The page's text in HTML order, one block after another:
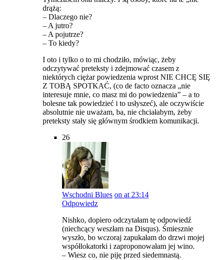
drążą:
– Dlaczego nie?
– A jutro?
– A pojutrze?
– To kiedy?
I oto i tylko o to mi chodziło, mówiąc, żeby
odczytywać preteksty i zdejmować czasem z
niektórych ciężar powiedzenia wprost NIE CHCĘ SIĘ
Z TOBĄ SPOTKAĆ, (co de facto oznacza „nie
interesuje mnie, co masz mi do powiedzenia” – a to
bolesne tak powiedzieć i to usłyszeć), ale oczywiście
absolutnie nie uważam, ba, nie chciałabym, żeby
preteksty stały się głównym środkiem komunikacji.
26
Wschodni Blues on at 23:14
Odpowiedz
Nishko, dopiero odczytałam tę odpowiedź
(niechcący weszłam na Disqus). Śmiesznie
wyszło, bo wczoraj zapukałam do drzwi mojej
współlokatorki i zaproponowałam jej wino.
– Wiesz co, nie piję przed siedemnastą.